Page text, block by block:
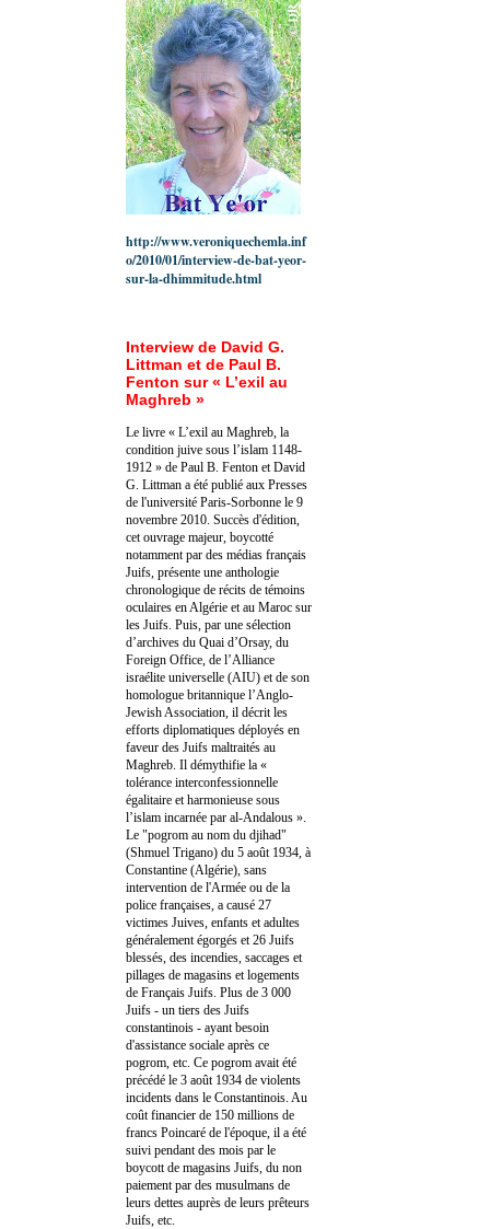
http://www.veroniquechemla.inf
o/2010/01/interview-de-bat-yeor-
sur-la-dhimmitude.html
Interview de David G.
Littman et de Paul B.
Fenton sur « L’exil au
Maghreb »
Le livre « L’exil au Maghreb, la
condition juive sous l’islam 1148-
1912 » de Paul B. Fenton et David
G. Littman a été publié aux Presses
de l'université Paris-Sorbonne le 9
novembre 2010. Succès d'édition,
cet ouvrage majeur, boycotté
notamment par des médias français
Juifs, présente une anthologie
chronologique de récits de témoins
oculaires en Algérie et au Maroc sur
les Juifs. Puis, par une sélection
d’archives du Quai d’Orsay, du
Foreign Office, de l’Alliance
israélite universelle (AIU) et de son
homologue britannique l’Anglo-
Jewish Association, il décrit les
efforts diplomatiques déployés en
faveur des Juifs maltraités au
Maghreb. Il démythifie la «
tolérance interconfessionnelle
égalitaire et harmonieuse sous
l’islam incarnée par al-Andalous ».
Le "pogrom au nom du djihad"
(Shmuel Trigano) du 5 août 1934, à
Constantine (Algérie), sans
intervention de l'Armée ou de la
police françaises, a causé 27
victimes Juives, enfants et adultes
généralement égorgés et 26 Juifs
blessés, des incendies, saccages et
pillages de magasins et logements
de Français Juifs. Plus de 3 000
Juifs - un tiers des Juifs
constantinois - ayant besoin
d'assistance sociale après ce
pogrom, etc. Ce pogrom avait été
précédé le 3 août 1934 de violents
incidents dans le Constantinois. Au
coût financier de 150 millions de
francs Poincaré de l'époque, il a été
suivi pendant des mois par le
boycott de magasins Juifs, du non
paiement par des musulmans de
leurs dettes auprès de leurs prêteurs
Juifs, etc.